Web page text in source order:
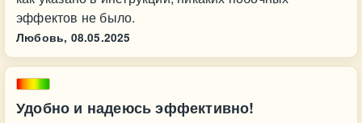
эффектов не было.
Любовь, 08.05.2025
Удобно и надеюсь эффективно!